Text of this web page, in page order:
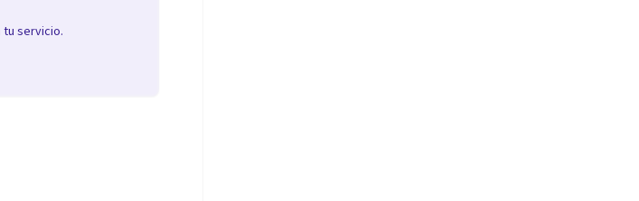
tu servicio.